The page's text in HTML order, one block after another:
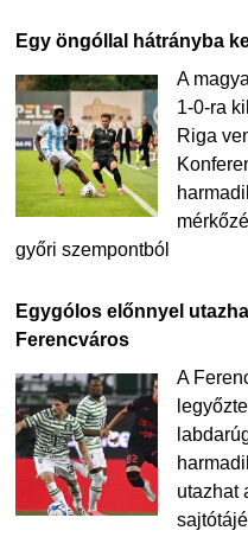
Egy öngóllal hátrányba
A
1-0-ra
Riga
győri szempontból
Egygólos előnnyel
Ferencváros
A
utazhat